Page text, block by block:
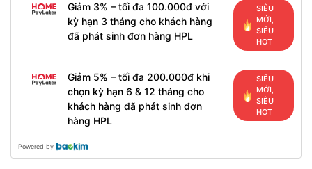
Giảm 3% – tối đa 100.000đ với
kỳ hạn 3 tháng cho khách hàng
đã phát sinh đơn hàng HPL
SIÊU
MỚI,
SIÊU
HOT
Giảm 5% – tối đa 200.000đ khi
chọn kỳ hạn 6 & 12 tháng cho
khách hàng đã phát sinh đơn
hàng HPL
SIÊU
MỚI,
SIÊU
HOT
Powered by